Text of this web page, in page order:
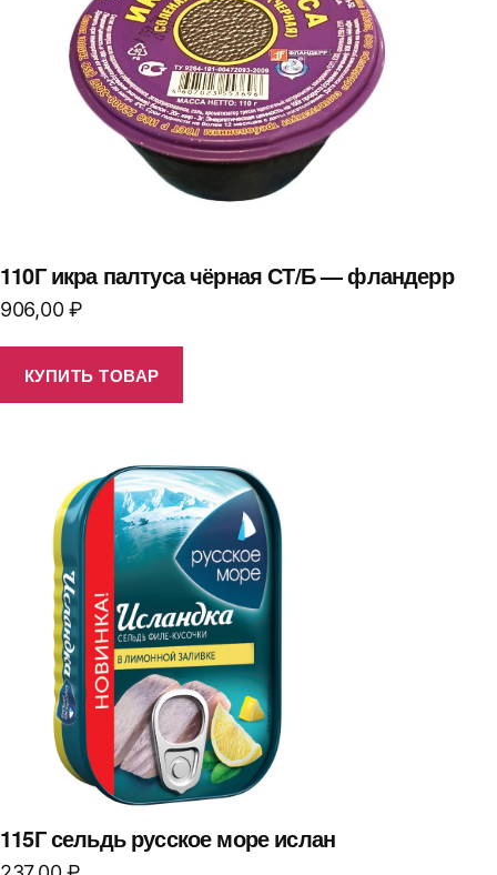
110Г икра палтуса чёрная СТ/Б — фландерр
906,00₽
КУПИТЬ ТОВАР
115Г сельдь русское море ислан